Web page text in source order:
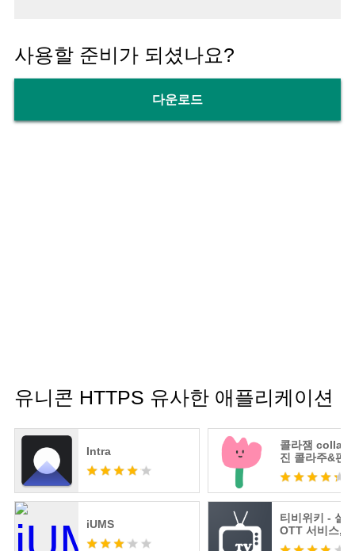
사용할 준비가 되셨나요?
다운로드
유니콘 HTTPS 유사한 애플리케이션
Intra
콜라잼
진 콜라주&편
릿
iUMS
티비위키 - 실
OTT 서비스,
표